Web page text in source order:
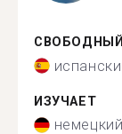
СВОБОДНЫЙ
ИЗУЧАЕТ
немецкий